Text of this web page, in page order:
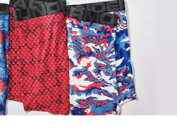
15 44 48
15 46 50
15 48 53
15 51 55